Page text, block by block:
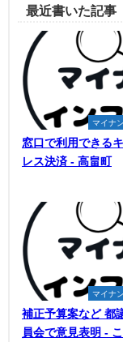
最近書いた記事
マイナ
窓口で利用できる
レス決済 - 高畠町
マイナ
補正予算案など 都
員会で意見表明 -